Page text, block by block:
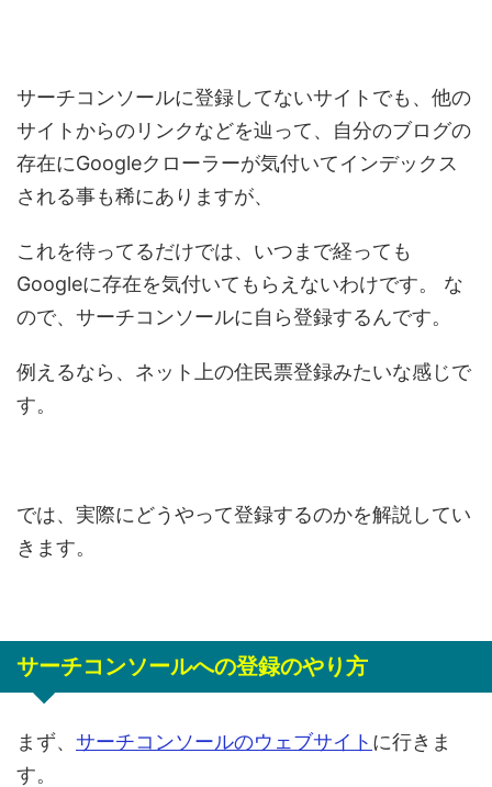
サーチコンソールに登録してないサイトでも、他の
サイトからのリンクなどを辿って、自分のブログの
存在にGoogleクローラーが気付いてインデックス
される事も稀にありますが、
これを待ってるだけでは、いつまで経っても
Googleに存在を気付いてもらえないわけです。
な
ので、サーチコンソールに自ら登録するんです。
例えるなら、ネット上の住民票登録みたいな感じで
す。
では、実際にどうやって登録するのかを解説してい
きます。
サーチコンソールへの登録のやり方
まず、 サーチコンソールのウェブサイト に行きま
す。